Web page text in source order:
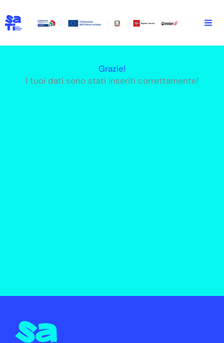
al
contenuto
Grazie!
I tuoi dati sono stati inseriti correttamente!